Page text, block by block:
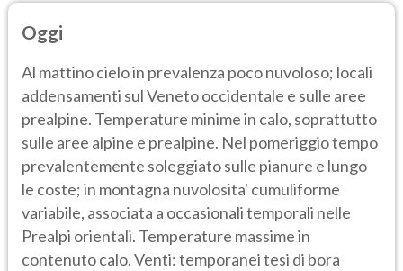
Oggi
Al mattino cielo in prevalenza poco nuvoloso; locali
addensamenti sul Veneto occidentale e sulle aree
prealpine. Temperature minime in calo, soprattutto
sulle aree alpine e prealpine. Nel pomeriggio tempo
prevalentemente soleggiato sulle pianure e lungo
le coste; in montagna nuvolosita' cumuliforme
variabile, associata a occasionali temporali nelle
Prealpi orientali. Temperature massime in
contenuto calo. Venti: temporanei tesi di bora